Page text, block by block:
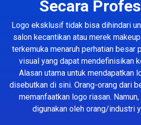
Secara
Logo eksklusif tidak bisa dihindari
salon kecantikan atau merek
terkemuka menaruh perhatian besar
visual yang dapat mendefinisikan
Alasan utama untuk mendapatkan
disebutkan di sini. Orang-orang dari
memanfaatkan logo riasan.
digunakan oleh orang/industri